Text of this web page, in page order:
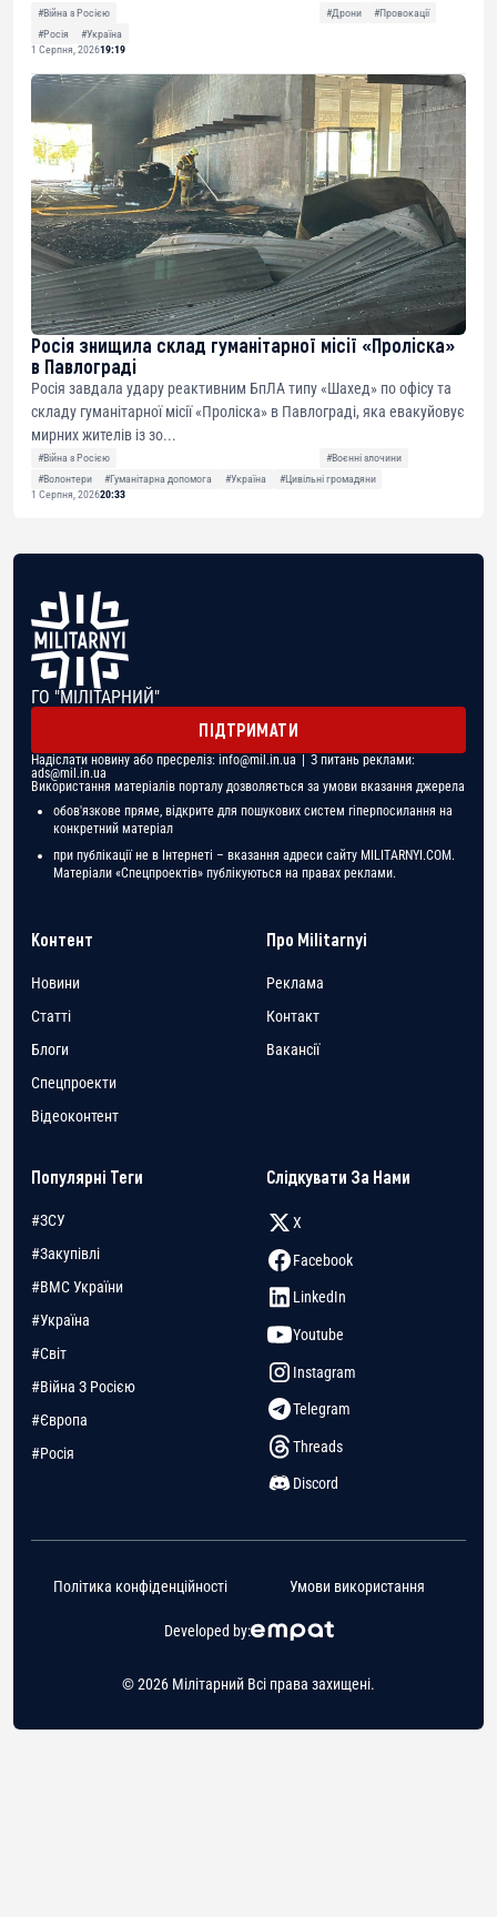
#Війна з Росією #Дрони
#Провокації
#Росія
#Україна
1 Серпня, 202619:19
Росія знищила склад гуманітарної місії «Проліска»
в Павлограді
Росія завдала удару реактивним БпЛА типу «Шахед» по офісу та
складу гуманітарної місії «Проліска» в Павлограді, яка евакуйовує
мирних жителів із зо...
#Війна з Росією
#Воєнні злочини
#Волонтери
#Гуманітарна допомога #Україна
#Цивільні громадяни
1 Серпня, 202620:33
ГО "МІЛІТАРНИЙ"
ПІДТРИМАТИ
Надіслати новину або пресреліз: info@mil.in.ua | З питань реклами:
ads@mil.in.ua
Використання матеріалів порталу дозволяється за умови вказання джерела
обов'язкове пряме, відкрите для пошукових систем гіперпосилання на
конкретний матеріал
при публікації не в Інтернеті – вказання адреси сайту MILITARNYI.COM.
Матеріали «Спецпроектів» публікуються на правах реклами.
Контент
Новини
Статті
Блоги
Спецпроекти
Відеоконтент
Про Militarnyi
Реклама
Контакт
Вакансії
Популярні Теги
#ЗСУ
#Закупівлі
#ВМС України
#Україна
#Світ
#Війна З Росією
#Європа
#Росія
Слідкувати За Нами
X
Facebook
LinkedIn
Youtube
Instagram
Telegram
Threads
Discord
© 2026 Мілітарний Всі права захищені.
Developed by:
Політика конфіденційності Умови використання